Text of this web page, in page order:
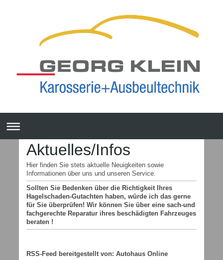
Aktuelles/Infos
Hier finden Sie stets aktuelle Neuigkeiten sowie
Informationen über uns und unseren Service.
Sollten Sie Bedenken über die Richtigkeit Ihres
Hagelschaden-Gutachten haben, würde ich das gerne
für Sie überprüfen! Wir können Sie über eine sach-und
fachgerechte Reparatur ihres beschädigten Fahrzeuges
beraten !
RSS-Feed bereitgestellt von: Autohaus Online